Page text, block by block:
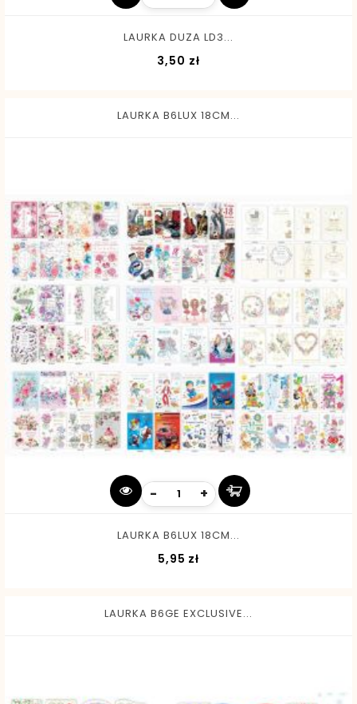
LAURKA DUZA LD3...
3,50 złCena
LAURKA B6LUX 18CM...
- +
LAURKA B6LUX 18CM...
5,95 zł
LAURKA B6GE EXCLUSIVE...